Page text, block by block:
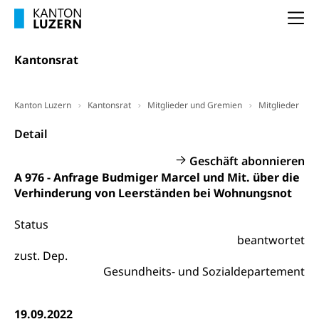
Kantonsrat
Kanton Luzern Kantonsrat Mitglieder und Gremien Mitglieder
Detail
Geschäft abonnieren
A 976 - Anfrage Budmiger Marcel und Mit. über die
Verhinderung von Leerständen bei Wohnungsnot
Status
beantwortet
zust. Dep.
Gesundheits- und Sozialdepartement
19.09.2022
LUPK - Luzerner Pensionskasse
Bildung und Forschung
Wissenschaftsförderung
Wissenschaft, Forschung, Entwicklung, Projekte
Innovative Projekte Landwirtschaft und
Wald
Projektförderung Universität Luzern unilu
Erwachsenenbildung und Weiterbildung
Umschulung, zweiter Bildungsweg,
Nachdiplomstudium, Zusatzlehre, Höhere
Berufsbildung, Berufsmatura nach Lehre,
Neuorientierung, Grundkompetenzen,
Studienberatung, Beratung und Unterstützung,
Erwachsenenmatura
Berufliche Grundbildung
Berufsberatung, Qualifikationsverfahren,